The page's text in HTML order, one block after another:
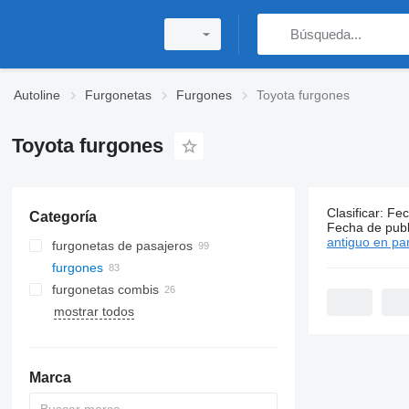
Autoline Furgonetas Furgones Toyota furgones
Toyota furgones
Categoría
furgonetas de pasajeros
furgones
furgonetas combis
mostrar todos
Marca
83
Clasificar:
Fecha de
antiguo en